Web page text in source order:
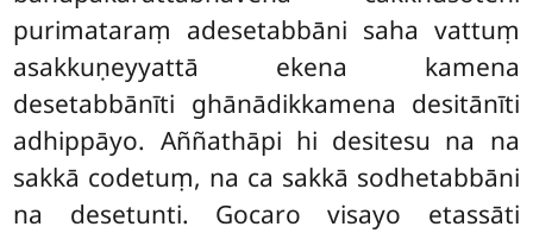
purimataraṃ adesetabbāni saha vattuṃ
asakkuṇeyyattā ekena kamena
desetabbānīti ghānādikkamena desitānīti
adhippāyo. Aññathāpi hi desitesu na na
sakkā codetuṃ, na ca sakkā sodhetabbāni
na desetunti. Gocaro visayo etassāti